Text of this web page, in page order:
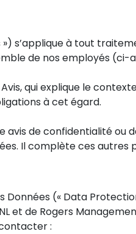
s’applique à tout
de nos employés (ci-
qui explique le
à cet égard.
de confidentialité ou
Il complète ces autres
Données (« Data
et de Rogers
: